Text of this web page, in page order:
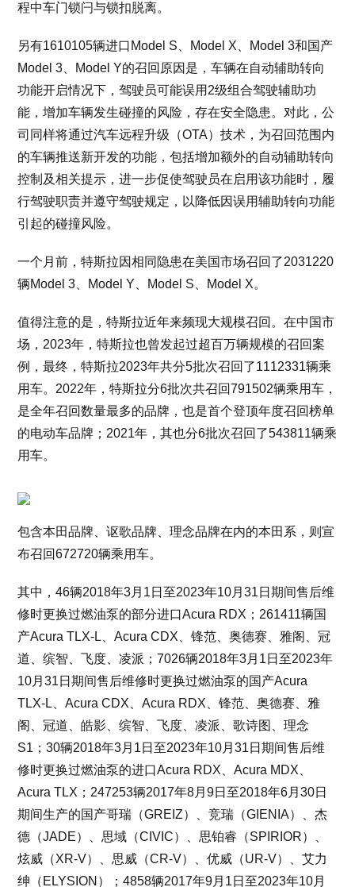
程中车门锁闩与锁扣脱离。
另有1610105辆进口Model S、Model X、Model 3和国产
Model 3、Model Y的召回原因是，车辆在自动辅助转向
功能开启情况下，驾驶员可能误用2级组合驾驶辅助功
能，增加车辆发生碰撞的风险，存在安全隐患。对此，公
司同样将通过汽车远程升级（OTA）技术，为召回范围内
的车辆推送新开发的功能，包括增加额外的自动辅助转向
控制及相关提示，进一步促使驾驶员在启用该功能时，履
行驾驶职责并遵守驾驶规定，以降低因误用辅助转向功能
引起的碰撞风险。
一个月前，特斯拉因相同隐患在美国市场召回了2031220
辆Model 3、Model Y、Model S、Model X。
值得注意的是，特斯拉近年来频现大规模召回。在中国市
场，2023年，特斯拉也曾发起过超百万辆规模的召回案
例，最终，特斯拉2023年共分5批次召回了1112331辆乘
用车。2022年，特斯拉分6批次共召回791502辆乘用车，
是全年召回数量最多的品牌，也是首个登顶年度召回榜单
的电动车品牌；2021年，其也分6批次召回了543811辆乘
用车。
包含本田品牌、讴歌品牌、理念品牌在内的本田系，则宣
布召回672720辆乘用车。
其中，46辆2018年3月1日至2023年10月31日期间售后维
修时更换过燃油泵的部分进口Acura RDX；261411辆国
产Acura TLX-L、Acura CDX、锋范、奥德赛、雅阁、冠
道、缤智、飞度、凌派；7026辆2018年3月1日至2023年
10月31日期间售后维修时更换过燃油泵的国产Acura
TLX-L、Acura CDX、Acura RDX、锋范、奥德赛、雅
阁、冠道、皓影、缤智、飞度、凌派、歌诗图、理念
S1；30辆2018年3月1日至2023年10月31日期间售后维
修时更换过燃油泵的进口Acura RDX、Acura MDX、
Acura TLX；247253辆2017年8月9日至2018年6月30日
期间生产的国产哥瑞（GREIZ）、竞瑞（GIENIA）、杰
德（JADE）、思域（CIVIC）、思铂睿（SPIRIOR）、
炫威（XR-V）、思威（CR-V）、优威（UR-V）、艾力
绅（ELYSION）；4858辆2017年9月1日至2023年10月